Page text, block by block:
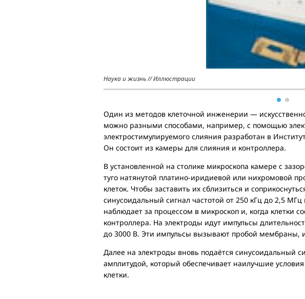
Наука и жизнь // Иллюстрации
Один из методов клеточной инженерии —
можно разными способами, например, с помощью
электростимулируемого слияния разработан в
Он состоит из камеры для слияния и контроллера.
В установленной на столике микроскопа камере с
туго натянутой платино-иридиевой или нихромовой
клеток. Чтобы заставить их сблизиться и
синусоидальный сигнал частотой от 250 кГц до 2,5
наблюдает за процессом в микроскоп и, когда клетки
контроллера. На электроды идут импульсы
до 3000 В. Эти импульсы вызывают пробой мембраны,
Далее на электроды вновь подаётся синусоидальный
амплитудой, который обеспечивает наилучшие
клетки.